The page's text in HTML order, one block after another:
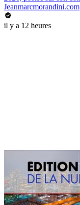
Jeanmarcmorandini.com
il y a 12 heures